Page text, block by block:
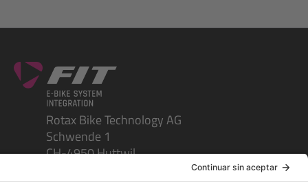
Rotax Bike Technology AG
Schwende 1
CH-4950 Huttwil